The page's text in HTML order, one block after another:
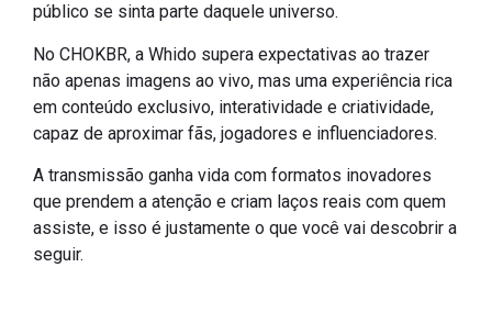
público se sinta parte daquele universo.
No CHOKBR, a Whido supera expectativas ao trazer
não apenas imagens ao vivo, mas uma experiência rica
em conteúdo exclusivo, interatividade e criatividade,
capaz de aproximar fãs, jogadores e influenciadores.
A transmissão ganha vida com formatos inovadores
que prendem a atenção e criam laços reais com quem
assiste, e isso é justamente o que você vai descobrir a
seguir.